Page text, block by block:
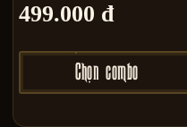
499.000 đ
Chọn combo